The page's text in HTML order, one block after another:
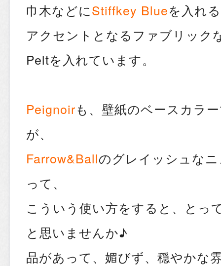
巾木などにStiffkey Blueを入れ
アクセントとなるファブリック
Peltを入れています。
Peignoirも、壁紙のベースカラ
が、
Farrow&Ballのグレイッシュな
って、
こういう使い方をすると、とっ
と思いませんか♪
品があって、媚びず、穏やかな